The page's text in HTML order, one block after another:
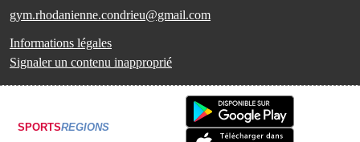
gym.rhodanienne.condrieu@gmail.com
Informations légales
Signaler un contenu inapproprié
SPORTSREGIONS